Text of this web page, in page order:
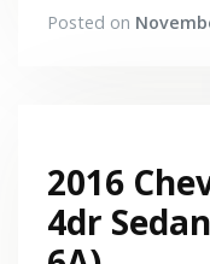
Posted on
2016
4dr